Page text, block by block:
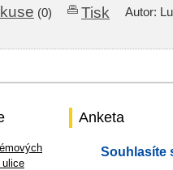
(0) Tisk
Autor:
ulice
Anketa
Souhlasíte